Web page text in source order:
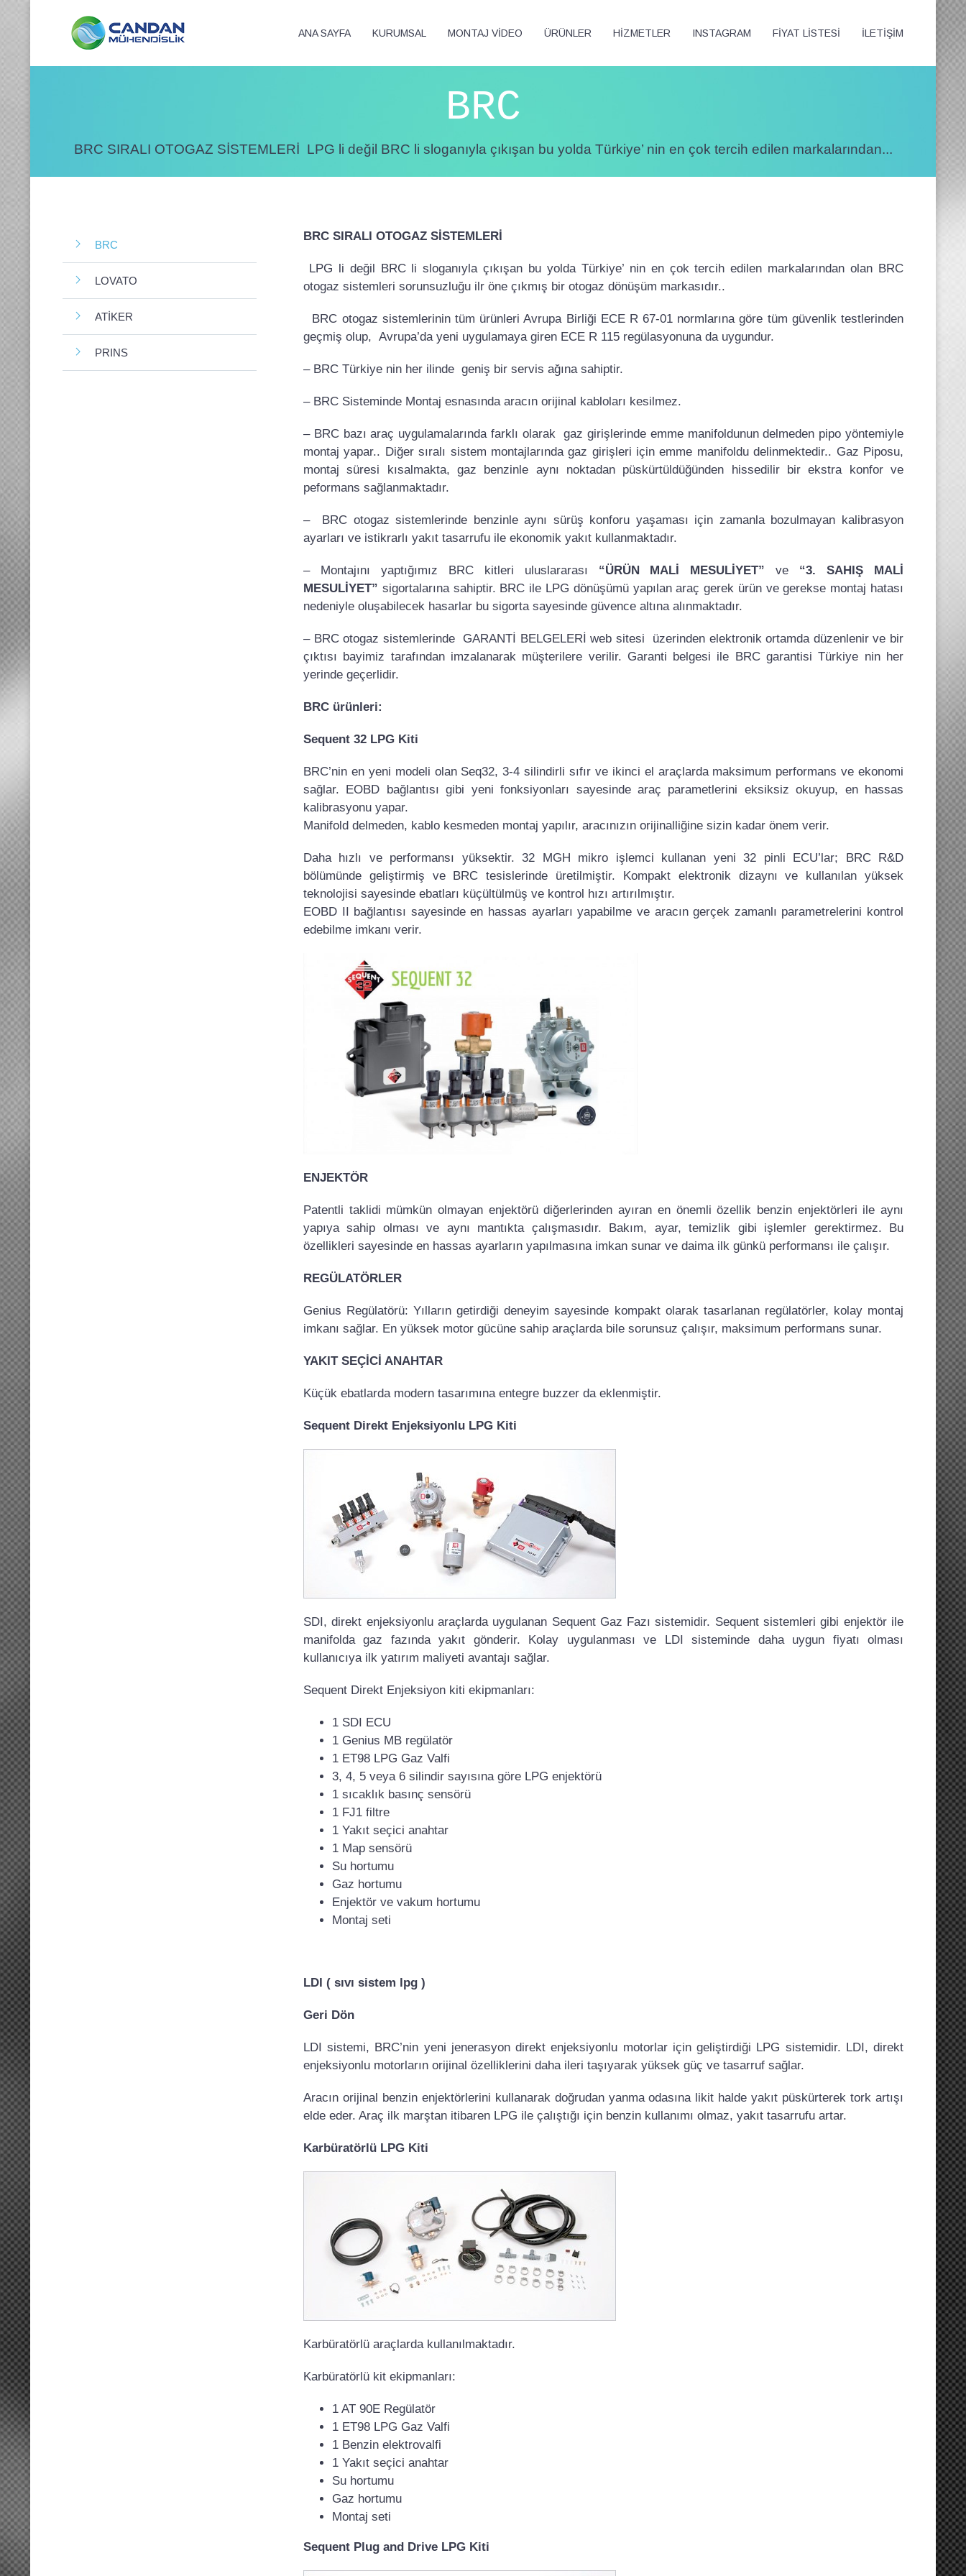
ANA SAYFA KURUMSAL MONTAJ VİDEO ÜRÜNLER HİZMETLER INSTAGRAM FİYAT LİSTESİ İLETİŞİM
BRC
BRC SIRALI OTOGAZ SİSTEMLERİ LPG li değil BRC li sloganıyla çıkışan bu yolda Türkiye’ nin en çok tercih edilen markalarından...
BRC SIRALI OTOGAZ SİSTEMLERİ
LPG li değil BRC li sloganıyla çıkışan bu yolda Türkiye’ nin en çok tercih edilen markalarından olan BRC
otogaz sistemleri sorunsuzluğu ilr öne çıkmış bir otogaz dönüşüm markasıdır..
BRC otogaz sistemlerinin tüm ürünleri Avrupa Birliği ECE R 67-01 normlarına göre tüm güvenlik testlerinden
geçmiş olup, Avrupa’da yeni uygulamaya giren ECE R 115 regülasyonuna da uygundur.
– BRC Türkiye nin her ilinde geniş bir servis ağına sahiptir.
– BRC Sisteminde Montaj esnasında aracın orijinal kabloları kesilmez.
– BRC bazı araç uygulamalarında farklı olarak gaz girişlerinde emme manifoldunun delmeden pipo yöntemiyle
montaj yapar.. Diğer sıralı sistem montajlarında gaz girişleri için emme manifoldu delinmektedir.. Gaz Piposu,
montaj süresi kısalmakta, gaz benzinle aynı noktadan püskürtüldüğünden hissedilir bir ekstra konfor ve
peformans sağlanmaktadır.
– BRC otogaz sistemlerinde benzinle aynı sürüş konforu yaşaması için zamanla bozulmayan kalibrasyon
ayarları ve istikrarlı yakıt tasarrufu ile ekonomik yakıt kullanmaktadır.
– Montajını yaptığımız BRC kitleri uluslararası “ÜRÜN MALİ MESULİYET” ve “3. SAHIŞ MALİ
MESULİYET” sigortalarına sahiptir. BRC ile LPG dönüşümü yapılan araç gerek ürün ve gerekse montaj hatası
nedeniyle oluşabilecek hasarlar bu sigorta sayesinde güvence altına alınmaktadır.
– BRC otogaz sistemlerinde GARANTİ BELGELERİ web sitesi üzerinden elektronik ortamda düzenlenir ve bir
çıktısı bayimiz tarafından imzalanarak müşterilere verilir. Garanti belgesi ile BRC garantisi Türkiye nin her
yerinde geçerlidir.
BRC ürünleri:
Sequent 32 LPG Kiti
BRC’nin en yeni modeli olan Seq32, 3-4 silindirli sıfır ve ikinci el araçlarda maksimum performans ve ekonomi
sağlar. EOBD bağlantısı gibi yeni fonksiyonları sayesinde araç parametlerini eksiksiz okuyup, en hassas
kalibrasyonu yapar.
Manifold delmeden, kablo kesmeden montaj yapılır, aracınızın orijinalliğine sizin kadar önem verir.
Daha hızlı ve performansı yüksektir. 32 MGH mikro işlemci kullanan yeni 32 pinli ECU’lar; BRC R&D
bölümünde geliştirmiş ve BRC tesislerinde üretilmiştir. Kompakt elektronik dizaynı ve kullanılan yüksek
teknolojisi sayesinde ebatları küçültülmüş ve kontrol hızı artırılmıştır.
EOBD II bağlantısı sayesinde en hassas ayarları yapabilme ve aracın gerçek zamanlı parametrelerini kontrol
edebilme imkanı verir.
ENJEKTÖR
Patentli taklidi mümkün olmayan enjektörü diğerlerinden ayıran en önemli özellik benzin enjektörleri ile aynı
yapıya sahip olması ve aynı mantıkta çalışmasıdır. Bakım, ayar, temizlik gibi işlemler gerektirmez. Bu
özellikleri sayesinde en hassas ayarların yapılmasına imkan sunar ve daima ilk günkü performansı ile çalışır.
REGÜLATÖRLER
Genius Regülatörü: Yılların getirdiği deneyim sayesinde kompakt olarak tasarlanan regülatörler, kolay montaj
imkanı sağlar. En yüksek motor gücüne sahip araçlarda bile sorunsuz çalışır, maksimum performans sunar.
YAKIT SEÇİCİ ANAHTAR
Küçük ebatlarda modern tasarımına entegre buzzer da eklenmiştir.
Sequent Direkt Enjeksiyonlu LPG Kiti
SDI, direkt enjeksiyonlu araçlarda uygulanan Sequent Gaz Fazı sistemidir. Sequent sistemleri gibi enjektör ile
manifolda gaz fazında yakıt gönderir. Kolay uygulanması ve LDI sisteminde daha uygun fiyatı olması
kullanıcıya ilk yatırım maliyeti avantajı sağlar.
Sequent Direkt Enjeksiyon kiti ekipmanları:
1 SDI ECU
1 Genius MB regülatör
1 ET98 LPG Gaz Valfi
3, 4, 5 veya 6 silindir sayısına göre LPG enjektörü
1 sıcaklık basınç sensörü
1 FJ1 filtre
1 Yakıt seçici anahtar
1 Map sensörü
Su hortumu
Gaz hortumu
Enjektör ve vakum hortumu
Montaj seti
LDI ( sıvı sistem lpg )
Geri Dön
LDI sistemi, BRC’nin yeni jenerasyon direkt enjeksiyonlu motorlar için geliştirdiği LPG sistemidir. LDI, direkt
enjeksiyonlu motorların orijinal özelliklerini daha ileri taşıyarak yüksek güç ve tasarruf sağlar.
Aracın orijinal benzin enjektörlerini kullanarak doğrudan yanma odasına likit halde yakıt püskürterek tork artışı
elde eder. Araç ilk marştan itibaren LPG ile çalıştığı için benzin kullanımı olmaz, yakıt tasarrufu artar.
Karbüratörlü LPG Kiti
Karbüratörlü araçlarda kullanılmaktadır.
Karbüratörlü kit ekipmanları:
1 AT 90E Regülatör
1 ET98 LPG Gaz Valfi
1 Benzin elektrovalfi
1 Yakıt seçici anahtar
Su hortumu
Gaz hortumu
Montaj seti
Sequent Plug and Drive LPG Kiti
BRC
LOVATO
ATİKER
PRINS